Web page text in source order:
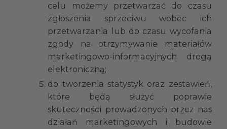
celu możemy przetwarzać do czasu
zgłoszenia sprzeciwu wobec ich
przetwarzania lub do czasu wycofania
zgody na otrzymywanie materiałów
marketingowo-informacyjnych drogą
elektroniczną;
do tworzenia statystyk oraz zestawień,
które będą służyć poprawie
skuteczności prowadzonych przez nas
działań marketingowych i budowie